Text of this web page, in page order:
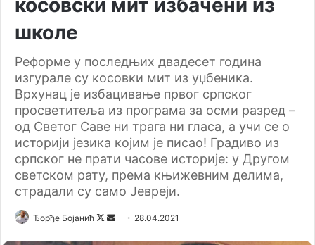
школе
Реформе у последњих двадесет година
изгурале су косовки мит из уџбеника.
Врхунац је избацивање првог српског
просветитеља из програма за осми разред –
од Светог Саве ни трага ни гласа, а учи се о
историји језика којим је писао! Градиво из
српског не прати часове историје: у Другом
светском рату, према књижевним делима,
страдали су само Јевреји.
Ђорђе Бојанић
F
28.04.2021